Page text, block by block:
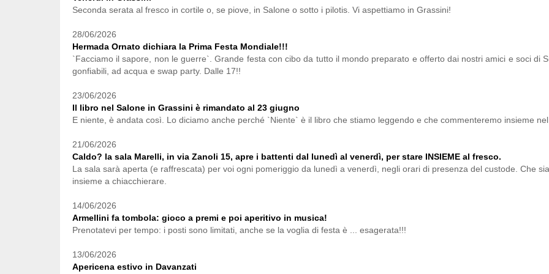
Seconda serata al fresco in cortile o, se piove, in Salone o sotto i pilotis. Vi aspettiamo in Grassini!
28/06/2026
Hermada Ornato dichiara la Prima Festa Mondiale!!!
`Facciamo il sapore, non le guerre`. Grande festa con cibo da tutto il mondo preparato e offerto dai nostri amici e soci di
gonfiabili, ad acqua e swap party. Dalle 17!!
23/06/2026
Il libro nel Salone in Grassini è rimandato al 23 giugno
E niente, è andata così. Lo diciamo anche perché `Niente` è il libro che stiamo leggendo e che commenteremo insieme
21/06/2026
Caldo? la sala Marelli, in via Zanoli 15, apre i battenti dal lunedì al venerdì, per stare INSIEME al fresco.
La sala sarà aperta (e raffrescata) per voi ogni pomeriggio da lunedì a venerdì, negli orari di presenza del custode. Che
insieme a chiacchierare.
14/06/2026
Armellini fa tombola: gioco a premi e poi aperitivo in musica!
Prenotatevi per tempo: i posti sono limitati, anche se la voglia di festa è ... esagerata!!!
13/06/2026
Apericena estivo in Davanzati